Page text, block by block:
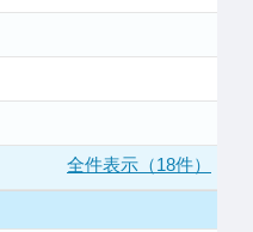
全件表示（18件）